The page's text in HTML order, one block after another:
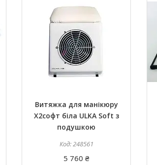
Витяжка для манікюру
X2софт біла ULKA Soft з
подушкою
248561
5 760 ₴